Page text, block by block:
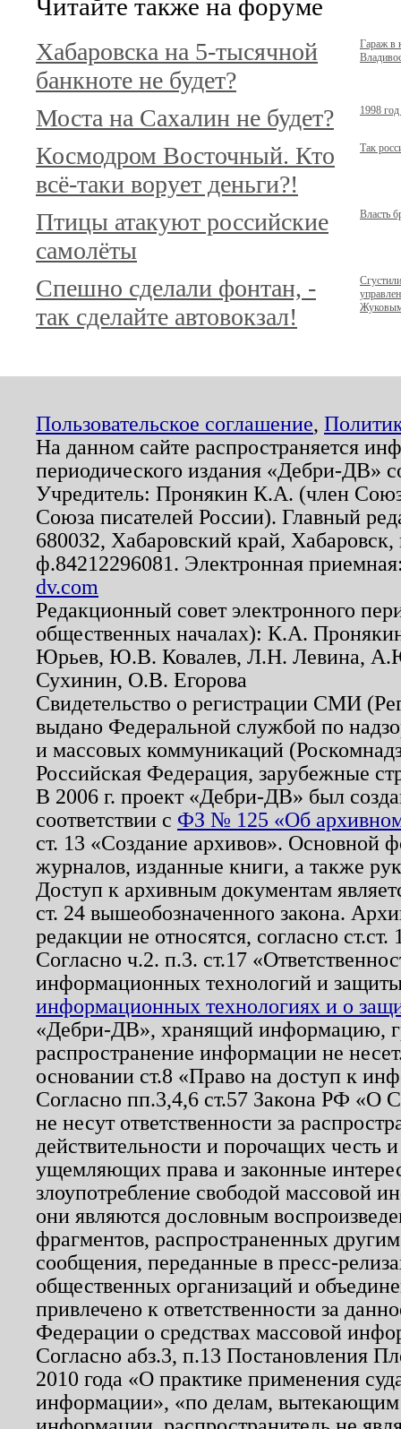
Читайте также на форуме
Хабаровска на 5-тысячной
банкноте не будет?
Гараж в
Моста на Сахалин не будет? 1998
Космодром Восточный. Кто
всё-таки ворует деньги?!
Так
Птицы атакуют российские
самолёты
Власть
Спешно сделали фонтан, -
так сделайте автовокзал!
Пользовательское соглашение,
На данном сайте распространяется
периодического издания «Дебри-ДВ»
Учредитель: Пронякин К.А. (член
Союза писателей России). Главный
680032, Хабаровский край,
ф.84212296081. Электронная
dv.com
Редакционный совет электронного
общественных началах): К.А.
Юрьев, Ю.В. Ковалев, Л.Н. Левина,
Сухинин, О.В. Егорова
Свидетельство о регистрации СМИ
выдано Федеральной службой по
и массовых коммуникаций
Российская Федерация, зарубежные
В 2006 г. проект «Дебри-ДВ» был
соответствии с ФЗ № 125 «Об
ст. 13 «Создание архивов». Основной
журналов, изданные книги, а также
Доступ к архивным документам
ст. 24 вышеобозначенного закона.
редакции не относятся, согласно
Согласно ч.2. п.3. ст.17
информационных технологий и
информационных технологиях и о
«Дебри-ДВ», хранящий информацию,
распространение информации не
основании ст.8 «Право на доступ к
Согласно пп.3,4,6 ст.57 Закона РФ «О
не несут ответственности за
действительности и порочащих честь
ущемляющих права и законные
злоупотребление свободой массовой
они являются дословным
фрагментов, распространенных
сообщения, переданные в пресс-
общественных организаций и
привлечено к ответственности за
Федерации о средствах массовой
Согласно абз.3, п.13 Постановления
2010 года «О практике применения
информации», «по делам, вытекающим